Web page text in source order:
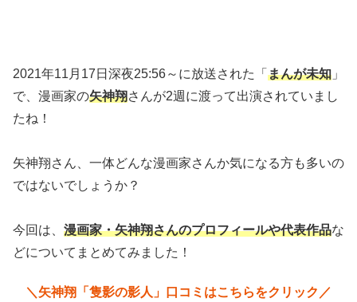
2021年11月17日深夜25:56～に放送された「 まんが未知 」
で、漫画家の矢神翔さんが2週に渡って出演されていまし
たね！
矢神翔さん、一体どんな漫画家さんか気になる方も多いの
ではないでしょうか？
今回は、 漫画家・矢神翔さんのプロフィールや代表作品な
どについてまとめてみました！
＼矢神翔「 隻影の影人 」口コミはこちらをクリック／